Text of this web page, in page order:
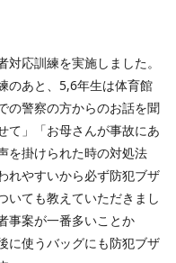
応訓練を実施しました。
のあと、5,6年生は体育館
の警察の方からのお話を聞
て」「お母さんが事故にあ
を掛けられた時の対処法
れやすいから必ず防犯ブザ
いても教えていただきまし
事案が一番多いことか
に使うバッグにも防犯ブザ